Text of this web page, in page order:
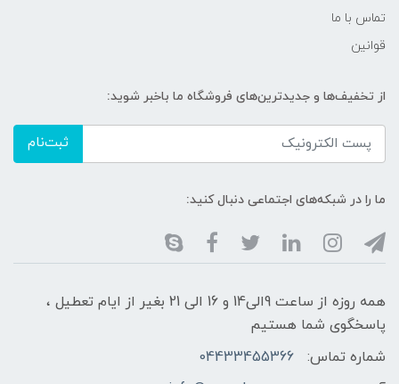
تماس با ما
قوانین
از تخفیف‌ها و جدیدترین‌های فروشگاه ما باخبر شوید:
ثبت‌نام
ما را در شبکه‌های اجتماعی دنبال کنید:
همه روزه از ساعت 9الی14 و 16 الی 21 بغیر از ایام تعطیل ،
پاسخگوی شما هستیم
شماره تماس:
04433455366